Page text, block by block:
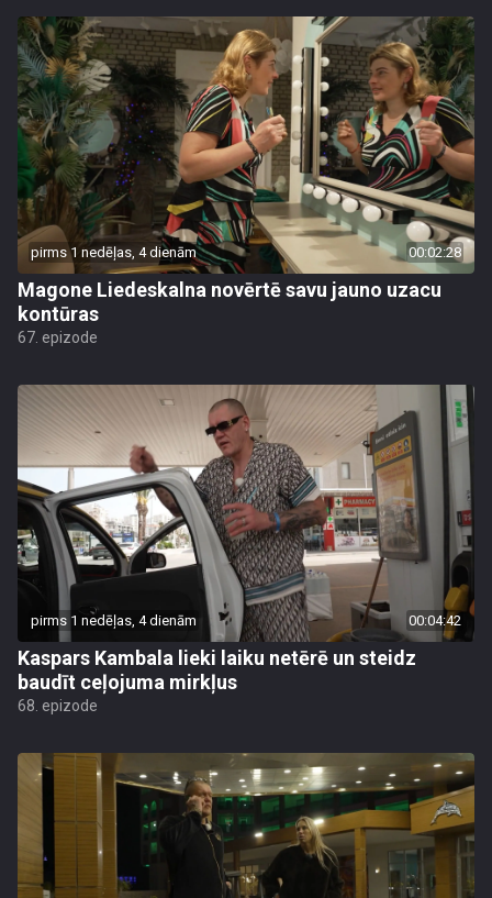
pirms 1 nedēļas, 4 dienām 00:02:28
Magone Liedeskalna novērtē savu jauno uzacu
kontūras
67. epizode
pirms 1 nedēļas, 4 dienām 00:04:42
Kaspars Kambala lieki laiku netērē un steidz
baudīt ceļojuma mirkļus
68. epizode